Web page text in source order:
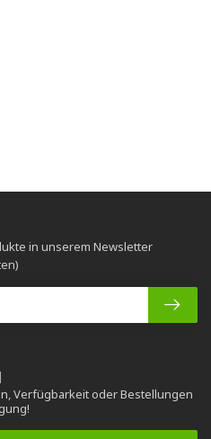
Verfügbarkeit oder Bestellungen
in unserem Newsletter